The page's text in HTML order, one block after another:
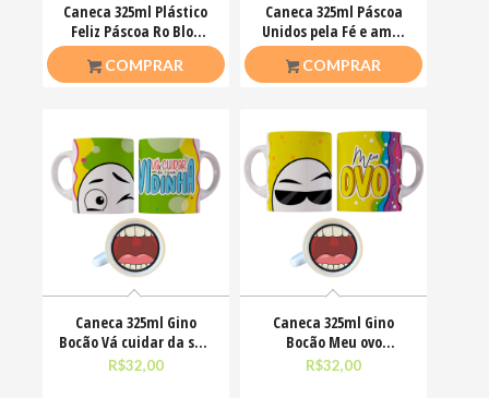
Caneca 325ml Plástico
Feliz Páscoa Ro Blox
Bloquinhos
COMPRAR
Caneca 325ml Páscoa
Unidos pela Fé e amor
que ele nos ensinou
COMPRAR
Caneca 325ml Gino
Bocão Vá cuidar da sua
vidinha Engraçadas
R$32,00
Caneca 325ml Gino
Bocão Meu ovo
Engraçadas Meme
R$32,00